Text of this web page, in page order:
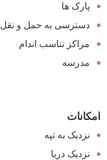
پارک ها
دسترسی به حمل و نقل
مراکز تناسب اندام
مدرسه
امکانات
نزدیک به تپه
نزدیک دریا